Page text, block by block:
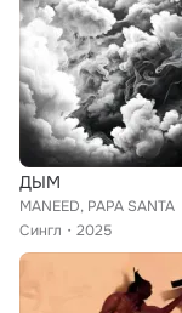
ДЫМ
MANEED, PAPA SANTA
Сингл
2025